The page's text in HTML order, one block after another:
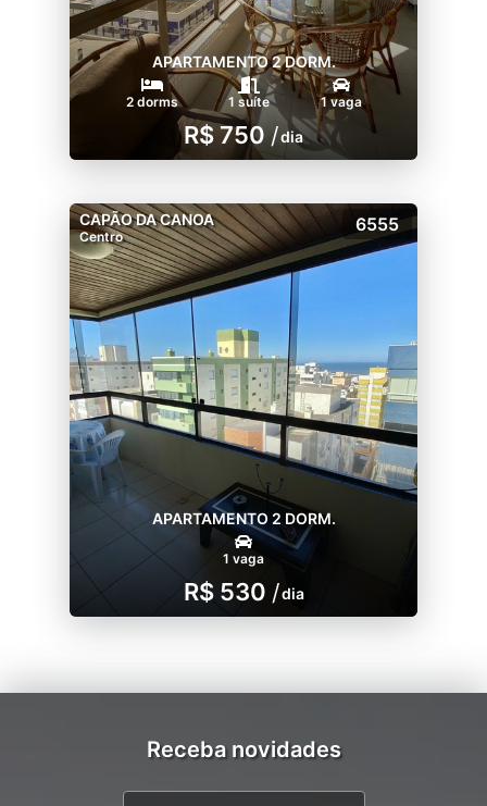
APARTAMENTO 2 DORM.
2 dorms 1 suíte 1 vaga
R$ 750 /dia
CAPÃO DA CANOA
Centro
6555
APARTAMENTO 2 DORM.
1 vaga
R$ 530 /dia
Receba novidades